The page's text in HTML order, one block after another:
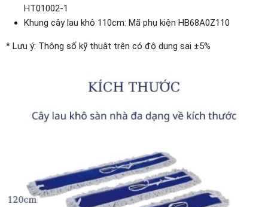
HT01002-1
Khung cây lau khô 110cm: Mã phụ kiện HB68A0Z110
* Lưu ý: Thông số kỹ thuật trên có độ dung sai ±5%